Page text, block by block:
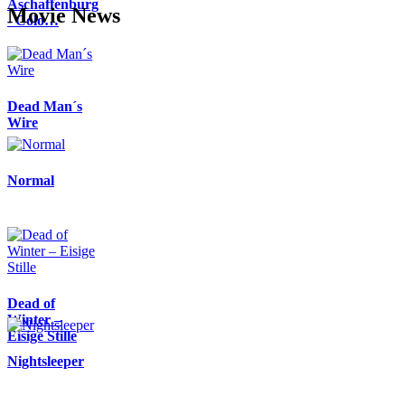
Aschaffenburg
- Colo…
Movie News
Dead Man´s
Wire
Normal
Dead of
Winter –
Eisige Stille
Nightsleeper